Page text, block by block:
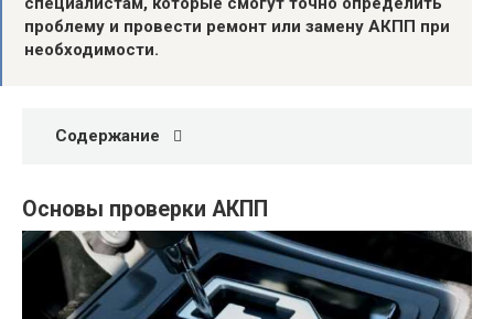
проблему и провести ремонт или замену АКПП при
необходимости.
Содержание
Основы проверки АКПП